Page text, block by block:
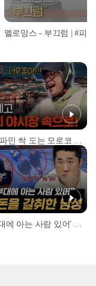
[예고] 도파민 싹 도는 모로코 야시장 투어!